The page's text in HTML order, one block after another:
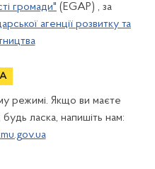
громади" (EGAP) , за
агенції розвитку та
режимі. Якщо ви маєте
ласка, напишіть нам: